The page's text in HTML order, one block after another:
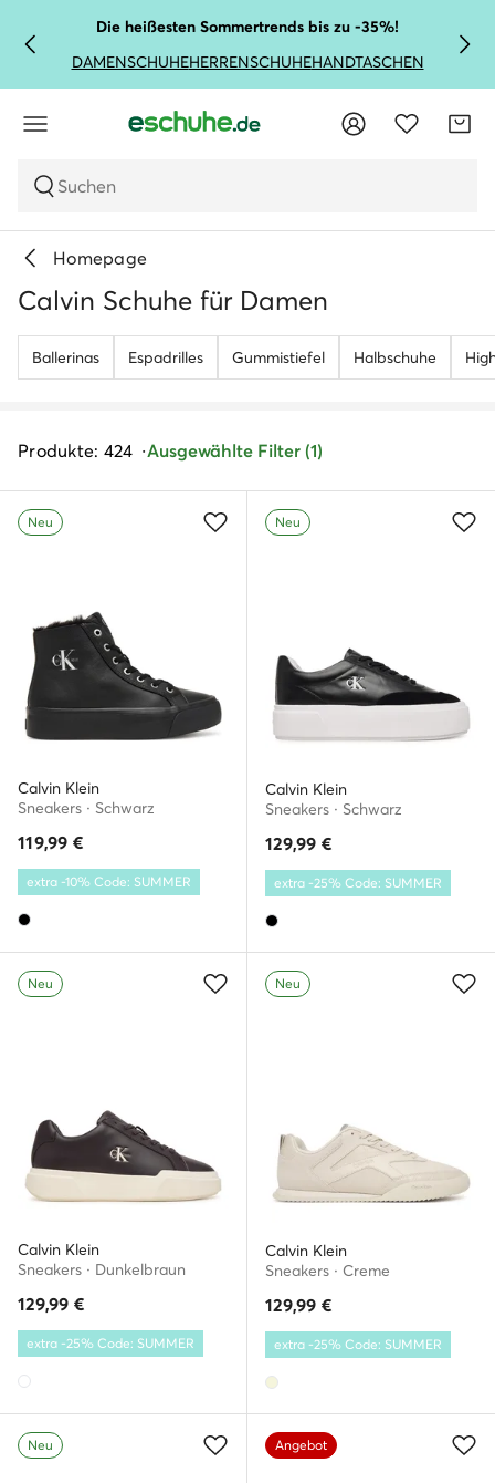
Die heißesten Sommertrends bis zu -35%!
DAMENSCHUHEHERRENSCHUHEHANDTASCHEN
Suchen
Homepage
Calvin Schuhe für Damen
Ballerinas Espadrilles Gummistiefel Halbschuhe
Produkte: 424 Ausgewählte Filter (1)
Neu
Calvin Klein
Sneakers · Schwarz
119,99 €
extra -10% Code: SUMMER
Neu
Calvin Klein
Sneakers · Schwarz
129,99 €
extra -25% Code: SUMMER
Neu
Calvin Klein
Sneakers · Dunkelbraun
129,99 €
extra -25% Code: SUMMER
Neu
Calvin Klein
Sneakers · Creme
129,99 €
extra -25% Code: SUMMER
Neu Angebot